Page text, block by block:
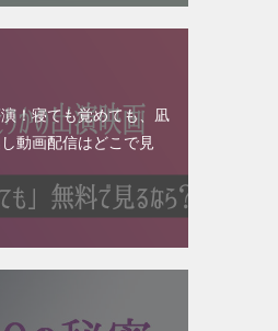
！寝ても覚めても、凪
動画配信はどこで見